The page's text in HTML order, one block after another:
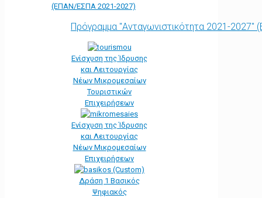
(ΕΠΑΝ/ΕΣΠΑ 2021-2027)
Πρόγραμμα "Ανταγωνιστικότητα 2021-
Ενίσχυση της Ίδρυσης
και Λειτουργίας
Νέων Μικρομεσαίων
Τουριστικών
Επιχειρήσεων
Ενίσχυση της Ίδρυσης
και Λειτουργίας
Νέων Μικρομεσαίων
Επιχειρήσεων
Δράση 1 Βασικός
Ψηφιακός